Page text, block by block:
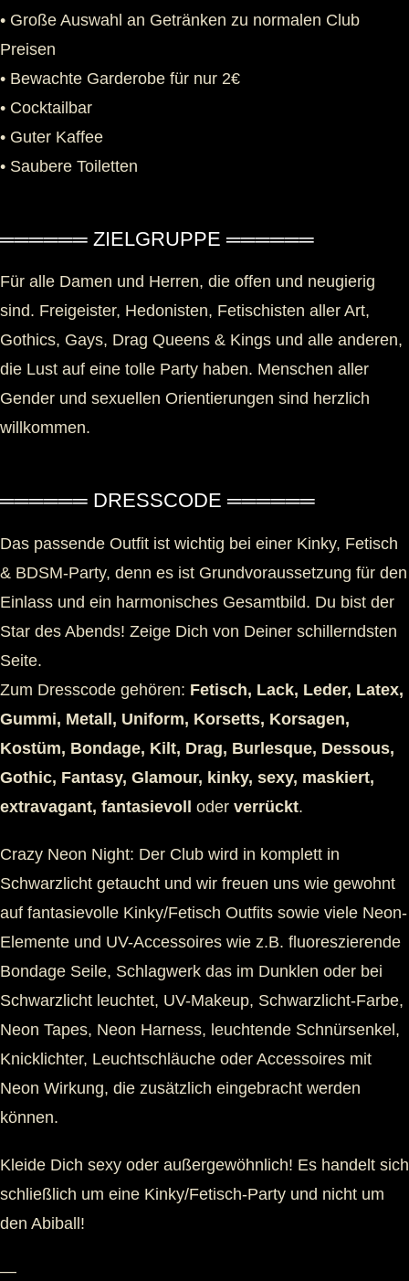
• Große Auswahl an Getränken zu normalen Club
Preisen
• Bewachte Garderobe für nur 2€
• Cocktailbar
• Guter Kaffee
• Saubere Toiletten
══════ ZIELGRUPPE ══════
Für alle Damen und Herren, die offen und neugierig
sind. Freigeister, Hedonisten, Fetischisten aller Art,
Gothics, Gays, Drag Queens & Kings und alle anderen,
die Lust auf eine tolle Party haben. Menschen aller
Gender und sexuellen Orientierungen sind herzlich
willkommen.
══════ DRESSCODE ══════
Das passende Outfit ist wichtig bei einer Kinky, Fetisch
& BDSM-Party, denn es ist Grundvoraussetzung für den
Einlass und ein harmonisches Gesamtbild. Du bist der
Star des Abends! Zeige Dich von Deiner schillerndsten
Seite.
Zum Dresscode gehören: Fetisch, Lack, Leder, Latex,
Gummi, Metall, Uniform, Korsetts, Korsagen,
Kostüm, Bondage, Kilt, Drag, Burlesque, Dessous,
Gothic, Fantasy, Glamour, kinky, sexy, maskiert,
extravagant, fantasievoll oder verrückt.
Crazy Neon Night: Der Club wird in komplett in
Schwarzlicht getaucht und wir freuen uns wie gewohnt
auf fantasievolle Kinky/Fetisch Outfits sowie viele Neon-
Elemente und UV-Accessoires wie z.B. fluoreszierende
Bondage Seile, Schlagwerk das im Dunklen oder bei
Schwarzlicht leuchtet, UV-Makeup, Schwarzlicht-Farbe,
Neon Tapes, Neon Harness, leuchtende Schnürsenkel,
Knicklichter, Leuchtschläuche oder Accessoires mit
Neon Wirkung, die zusätzlich eingebracht werden
können.
Kleide Dich sexy oder außergewöhnlich! Es handelt sich
schließlich um eine Kinky/Fetisch-Party und nicht um
den Abiball!
—